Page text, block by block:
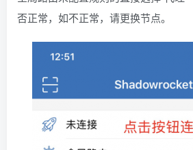
否正常，如不正常，请更换节点。